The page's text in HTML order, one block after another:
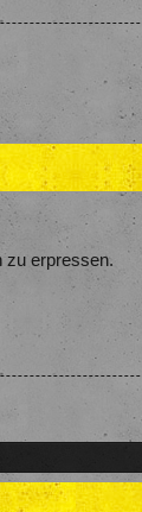
zu erpressen.